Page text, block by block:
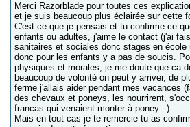
Merci Razorblade pour toutes ces
et je suis beaucoup plus éclairée sur cette
C'est ce que je pensais et tu confirme ce
enfants ou adultes, j'aime le contact (j'ai
sanitaires et sociales donc stages en école
donc pour les enfants y a pas de soucis.
physiques et morales, je me doute que ca
beaucoup de volonté on peut y arriver, de
ferme j'allais aider pendant mes vacances
des chevaux et poneys, les nourrirent,
francas qui venaient monter à poney...)...
Mais en tout cas je te remercie tu as